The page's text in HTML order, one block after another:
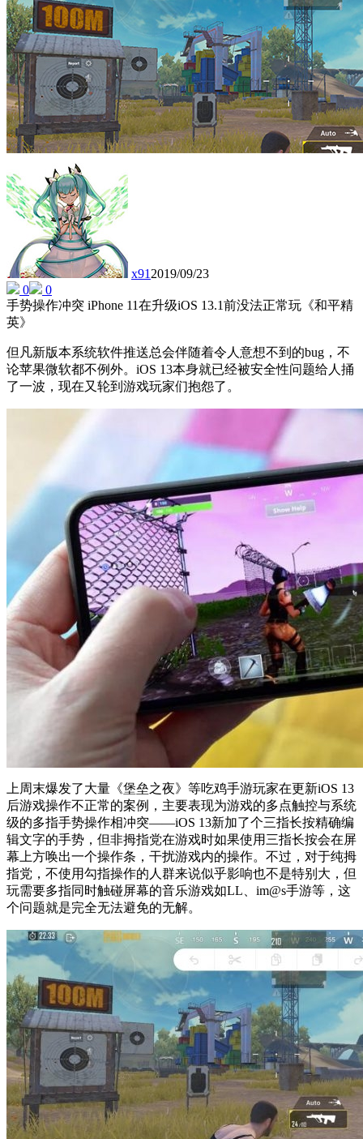
x912019/09/23
0
0
手势操作冲突 iPhone 11在升级iOS 13.1前没法正常玩《和平精
英》
但凡新版本系统软件推送总会伴随着令人意想不到的bug，不
论苹果微软都不例外。iOS 13本身就已经被安全性问题给人捅
了一波，现在又轮到游戏玩家们抱怨了。
上周末爆发了大量《堡垒之夜》等吃鸡手游玩家在更新iOS 13
后游戏操作不正常的案例，主要表现为游戏的多点触控与系统
级的多指手势操作相冲突——iOS 13新加了个三指长按精确编
辑文字的手势，但非拇指党在游戏时如果使用三指长按会在屏
幕上方唤出一个操作条，干扰游戏内的操作。不过，对于纯拇
指党，不使用勾指操作的人群来说似乎影响也不是特别大，但
玩需要多指同时触碰屏幕的音乐游戏如LL、im@s手游等，这
个问题就是完全无法避免的无解。